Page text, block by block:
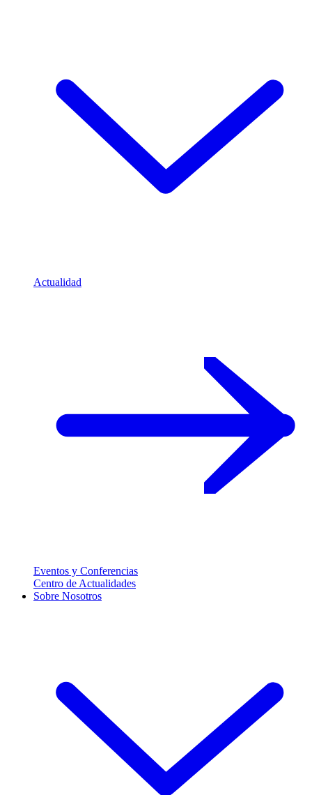
Actualidad
Eventos y Conferencias
Centro de Actualidades
Sobre Nosotros